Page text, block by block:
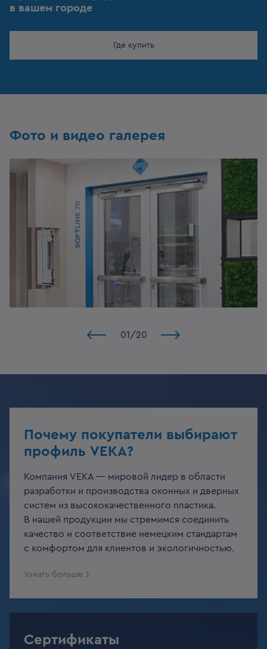
в вашем городе
Где купить
Фото и видео галерея
01 /20
Почему покупатели выбирают
профиль VEKA?
Компания VEKA — мировой лидер в области
разработки и производства оконных и дверных
систем из высококачественного пластика.
В нашей продукции мы стремимся соединить
качество и соответствие немецким стандартам
с комфортом для клиентов и экологичностью.
Узнать больше
Сертификаты